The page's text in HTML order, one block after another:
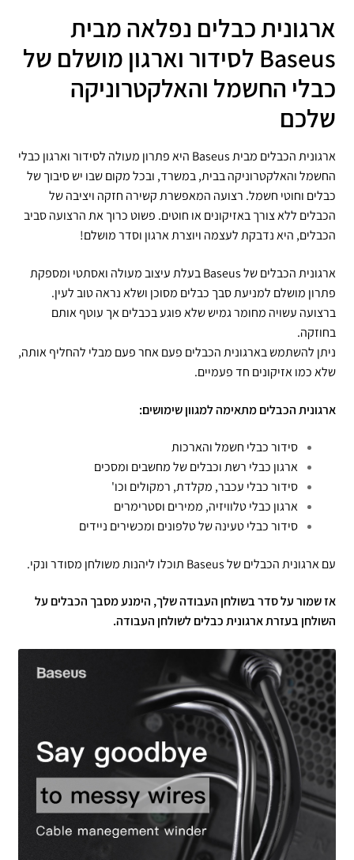
ארגונית כבלים נפלאה מבית
Baseus לסידור וארגון מושלם של
כבלי החשמל והאלקטרוניקה
שלכם
ארגונית הכבלים מבית Baseus היא פתרון מעולה לסידור וארגון כבלי
החשמל והאלקטרוניקה בבית, במשרד, ובכל מקום שבו יש סיבוך של
כבלים וחוטי חשמל. רצועה המאפשרת קשירה חזקה ויציבה של
הכבלים ללא צורך באזיקונים או חוטים. פשוט כרוך את הרצועה סביב
הכבלים, היא נדבקת לעצמה ויוצרת ארגון וסדר מושלם!
ארגונית הכבלים של Baseus בעלת עיצוב מעולה ואסתטי ומספקת
פתרון מושלם למניעת סבך כבלים מסוכן ושלא נראה טוב לעין.
ברצועה עשויה מחומר גמיש שלא פוגע בכבלים אך עוטף אותם
בחוזקה.
ניתן להשתמש בארגונית הכבלים פעם אחר פעם מבלי להחליף אותה,
שלא כמו אזיקונים חד פעמיים.
ארגונית הכבלים מתאימה למגוון שימושים:
סידור כבלי חשמל והארכות
ארגון כבלי רשת וכבלים של מחשבים ומסכים
סידור כבלי עכבר, מקלדת, רמקולים וכו'
ארגון כבלי טלוויזיה, ממירים וסטרימרים
סידור כבלי טעינה של טלפונים ומכשירים ניידים
עם ארגונית הכבלים של Baseus תוכלו ליהנות משולחן מסודר ונקי.
אז שמור על סדר בשולחן העבודה שלך, הימנע מסבך הכבלים על
השולחן בעזרת ארגונית כבלים לשולחן העבודה.